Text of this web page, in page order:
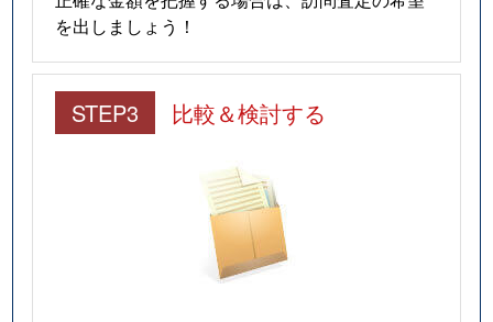
を出しましょう！
STEP3 比較＆検討する